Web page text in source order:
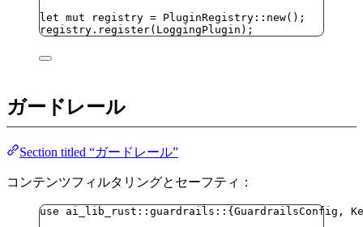
let mut registry = PluginRegistry :: new();
registry . register(LoggingPlugin);
ガードレール
Section titled “ガードレール”
コンテンツフィルタリングとセーフティ：
use ai_lib_rust :: guardrails :: {GuardrailsConfig,